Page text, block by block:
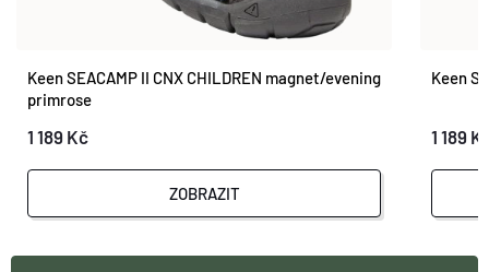
Keen SEACAMP II CNX CHILDREN magnet/evening
primrose
1 189 Kč
ZOBRAZIT
Keen
1 189